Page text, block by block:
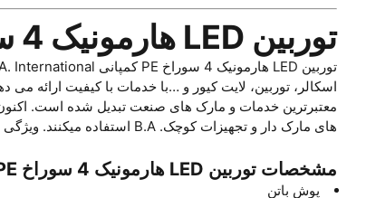
توربین LED هارمونیک 4 سوراخ PE
های مارک دار و تجهیزات کوچک. B.A استفاده میکنند. ویژگی های کوچک تجهیزات و مزایای آنها این امکان را به دندانپزشکها می دهد که تجربه لذت بخشی را برای بیمار خود ایجاد کنند.
مشخصات توربین LED هارمونیک 4 سوراخ PE :
پوش باتن